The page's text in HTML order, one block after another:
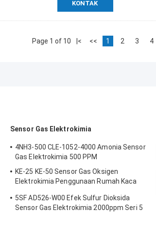
KONTAK
Page 1 of 10 |< << 1 2 3 4
Sensor Gas Elektrokimia
4NH3-500 CLE-1052-4000 Amonia Sensor
Gas Elektrokimia 500 PPM
KE-25 KE-50 Sensor Gas Oksigen
Elektrokimia Penggunaan Rumah Kaca
5SF AD526-W00 Efek Sulfur Dioksida
Sensor Gas Elektrokimia 2000ppm Seri 5